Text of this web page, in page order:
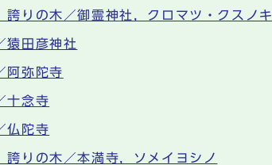
誇りの木／御霊神社，クロマツ・クスノキ
猿田彦神社
阿弥陀寺
十念寺
仏陀寺
誇りの木／本満寺，ソメイヨシノ